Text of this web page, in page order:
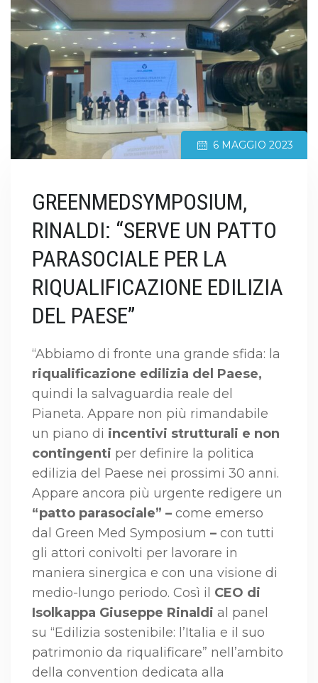
6 MAGGIO 2023
GREENMEDSYMPOSIUM,
RINALDI: “SERVE UN PATTO
PARASOCIALE PER LA
RIQUALIFICAZIONE EDILIZIA
DEL PAESE”
“Abbiamo di fronte una grande sfida: la
riqualificazione edilizia del Paese,
quindi la salvaguardia reale del
Pianeta. Appare non più rimandabile
un piano di incentivi strutturali e non
contingenti per definire la politica
edilizia del Paese nei prossimi 30 anni.
Appare ancora più urgente redigere un
“patto parasociale” – come emerso
dal Green Med Symposium – con tutti
gli attori conivolti per lavorare in
maniera sinergica e con una visione di
medio-lungo periodo. Così il CEO di
Isolkappa Giuseppe Rinaldi al panel
su “Edilizia sostenibile: l’Italia e il suo
patrimonio da riqualificare” nell’ambito
della convention dedicata alla